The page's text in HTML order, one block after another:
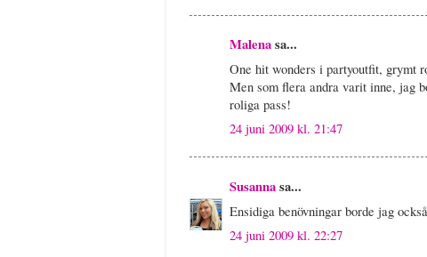
Malenasa...
One hit wonders i partyoutfit, grymt
Men som flera andra varit inne, jag
roliga pass!
24 juni 2009 kl. 21:47
Susannasa...
Ensidiga benövningar borde jag
24 juni 2009 kl. 22:27